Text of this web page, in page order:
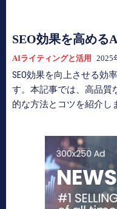
SEO効果を高める
AIライティングと活用 2025
SEO効果を向上させる効
す。本記事では、高品質
的な方法とコツを紹介し